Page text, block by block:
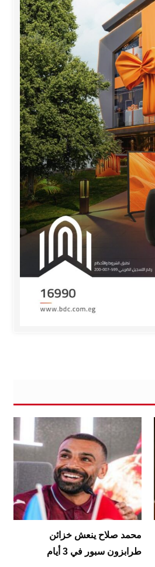
محمد صلاح ينعش خزائن
طرابزون سبور في 3 أيام